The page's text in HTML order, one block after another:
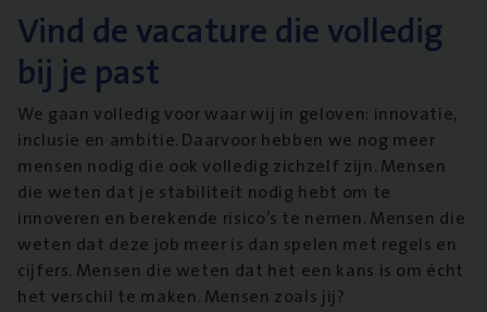
Vind de vacature die volledig
bij je past
We gaan volledig voor waar wij in geloven: innovatie,
inclusie en ambitie. Daarvoor hebben we nog meer
mensen nodig die ook volledig zichzelf zijn. Mensen
die weten dat je stabiliteit nodig hebt om te
innoveren en berekende risico’s te nemen. Mensen die
weten dat deze job meer is dan spelen met regels en
cijfers. Mensen die weten dat het een kans is om écht
het verschil te maken. Mensen zoals jij?